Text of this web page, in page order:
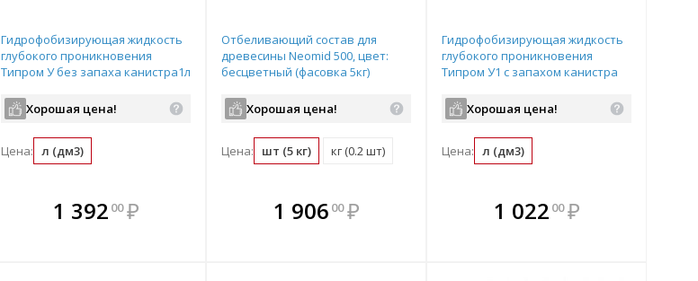
В комплекте
всегда выгоднее!
Гидрофобизирующая жидкость
глубокого проникновения
Типром У без запаха канистра1л
Хорошая цена!
Цена: л (дм3)
1 392 00 ₽
В комплекте
всегда выгоднее!
Отбеливающий состав для
древесины Neomid 500, цвет:
бесцветный (фасовка 5кг)
Хорошая цена!
Цена: шт (5 кг) кг (0.2 шт)
В комплекте
всегда выгоднее!
1 906 00 ₽
В комплекте
всегда выгоднее!
Гидрофобизирующая жидкость
глубокого проникновения
Типром У1 с запахом канистра
Хорошая цена!
Цена: л (дм3)
В комплекте
всегда выгоднее!
1 022 00 ₽